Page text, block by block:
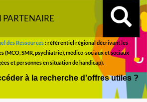
PARTENAIRE
des Ressources: référentiel régional décrivant les
(MCO, SMR, psychiatrie), médico-sociaux et sociaux
et personnes en situation de handicap).
à la recherche d'offres utiles ?